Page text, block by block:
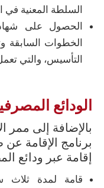
السلطة المعنية في
الحصول على
الخطوات السابقة
التأسيس، والتي
الودائع
بالإضافة إلى ممر
إقامة عبر ودائع
قامة لمدة ثلاث